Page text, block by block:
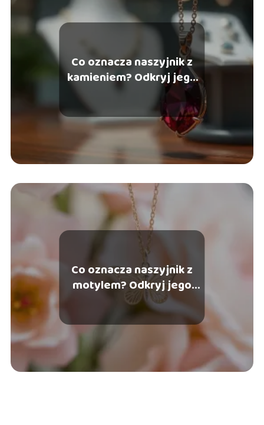
Co oznacza naszyjnik z
kamieniem? Odkryj jego
znaczenie!
Co oznacza naszyjnik z
motylem? Odkryj jego
symbolikę